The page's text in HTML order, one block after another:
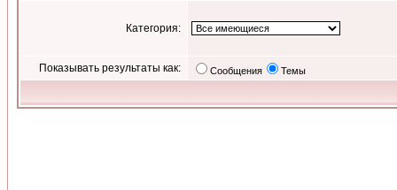
Категория:
Показывать результаты как: Сообщения Темы